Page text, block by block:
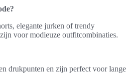
elegante jurken of trendy
voor modieuze outfitcombinaties.
drukpunten en zijn perfect voor lange